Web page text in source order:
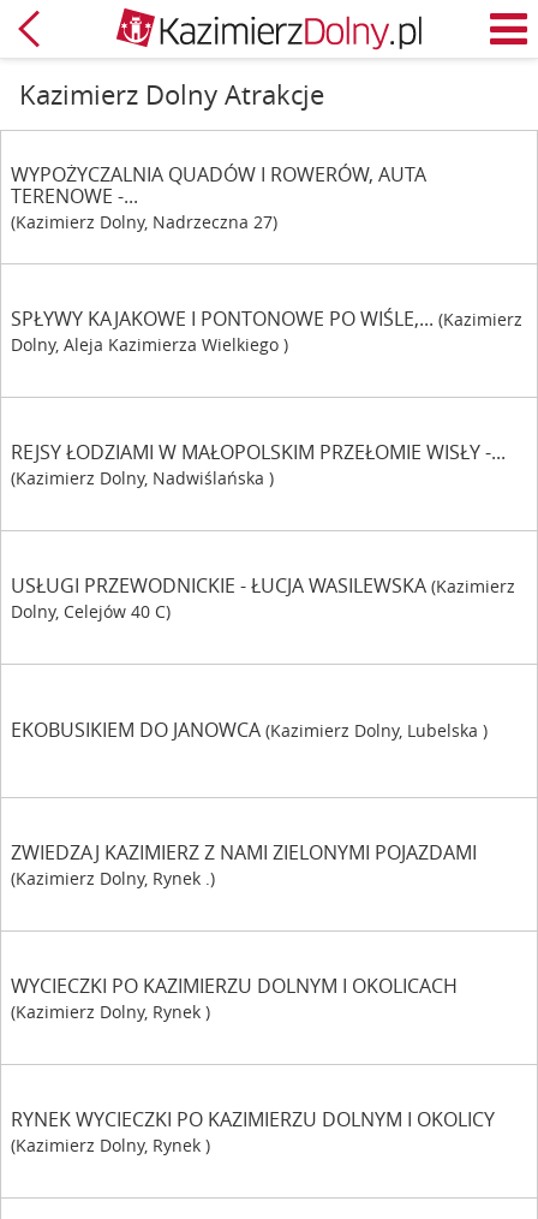
Powrót
Kazimierz Dolny Atrakcje
WYPOŻYCZALNIA QUADÓW I ROWERÓW, AUTA
TERENOWE -...
(Kazimierz Dolny, Nadrzeczna 27)
SPŁYWY KAJAKOWE I PONTONOWE PO WIŚLE,... (Kazimierz
Dolny, Aleja Kazimierza Wielkiego )
REJSY ŁODZIAMI W MAŁOPOLSKIM PRZEŁOMIE WISŁY -...
(Kazimierz Dolny, Nadwiślańska )
USŁUGI PRZEWODNICKIE - ŁUCJA WASILEWSKA (Kazimierz
Dolny, Celejów 40 C)
EKOBUSIKIEM DO JANOWCA (Kazimierz Dolny, Lubelska )
ZWIEDZAJ KAZIMIERZ Z NAMI ZIELONYMI POJAZDAMI
(Kazimierz Dolny, Rynek .)
WYCIECZKI PO KAZIMIERZU DOLNYM I OKOLICACH
(Kazimierz Dolny, Rynek )
RYNEK WYCIECZKI PO KAZIMIERZU DOLNYM I OKOLICY
(Kazimierz Dolny, Rynek )